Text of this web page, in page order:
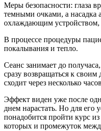
Меры безопасности: глаза
темными очками, а насадка
охлаждающим
В процессе процедуры
покалывания и тепло.
Сеанс занимает до
сразу возвращаться к
сходит через несколько
Эффект виден уже после
днем нарастать. Но для его
понадобится пройти курс
которых и промежуток